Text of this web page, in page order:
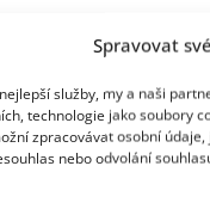
Spravovat
služby, my a naši
technologie jako soubory
zpracovávat osobní
nebo odvolání
Člověk funguje,
uvnitř. Může
věci tak jako dřív.